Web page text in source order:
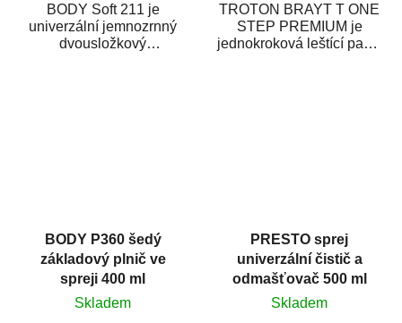
BODY Soft 211 je
univerzální jemnozrnný
dvousložkový
TROTON BRAYT T ONE
STEP PREMIUM je
jednokroková leštící pasta
BODY P360 šedý
základový plnič ve
spreji 400 ml
Skladem
PRESTO sprej
univerzální čistič a
odmašťovač 500 ml
Skladem